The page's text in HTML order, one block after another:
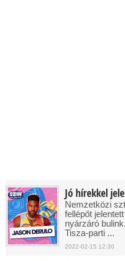
Jó hírekkel
Nemzetközi
fellépőt
nyárzáró
Tisza-parti ...
2022-02-15 12:30